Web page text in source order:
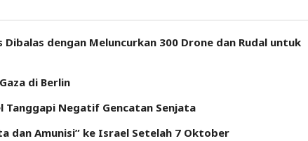
dengan Meluncurkan 300 Drone dan Rudal untuk
di Berlin
Tanggapi Negatif Gencatan Senjata
dan Amunisi” ke Israel Setelah 7 Oktober